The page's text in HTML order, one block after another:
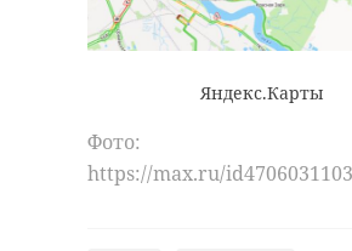
Яндекс.Карты
Фото:
https://max.ru/
13 апреля, 09:56